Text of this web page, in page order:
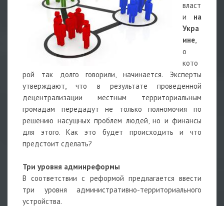
власт
и на
Укра
ине,
о
кото
рой так долго говорили, начинается. Эксперты
утверждают, что в результате проведенной
децентрализации местным территориальным
громадам передадут не только полномочия по
решению насущных проблем людей, но и финансы
для этого. Как это будет происходить и что
предстоит сделать?
Три уровня админреформы
В соответствии с реформой предлагается ввести
три уровня административно-территориального
устройства.